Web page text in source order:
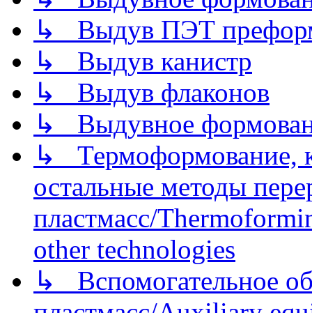
↳ Выдув ПЭТ
↳ Выдув канистр
↳ Выдув флаконов
↳ Выдувное
↳ Термоформование,
остальные методы
пластмасс/
other technologies
↳ Вспомогательное